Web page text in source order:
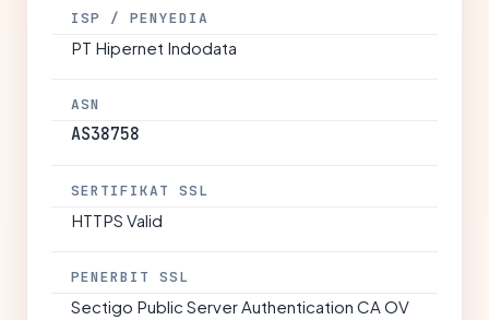
ISP / PENYEDIA
PT Hipernet Indodata
ASN
AS38758
SERTIFIKAT SSL
HTTPS Valid
PENERBIT SSL
Sectigo Public Server Authentication CA OV